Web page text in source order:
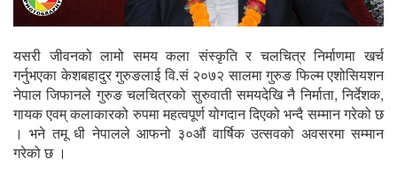
यसरी जीवनको लामो समय कला संस्कृति र चलचित्र निर्माणमा खर्च
गर्नुभएका केशबहादुर गुरुङलाई वि.सं २०७२ सालमा गुरुङ फिल्म एशोसियशन
नेपाल जिफानले गुरुङ चलचित्रको सुरुवाती समयदेखि नै निर्माता, निर्देशक,
गायक एवम् कलाकारको रुपमा महत्वपूर्ण योगदान दिएको भन्दै सम्मान गरेको छ
। भने तमू धी नेपालले आफनो ३०औं वार्षिक उत्सवको अवसरमा सम्मान
गरेको छ ।